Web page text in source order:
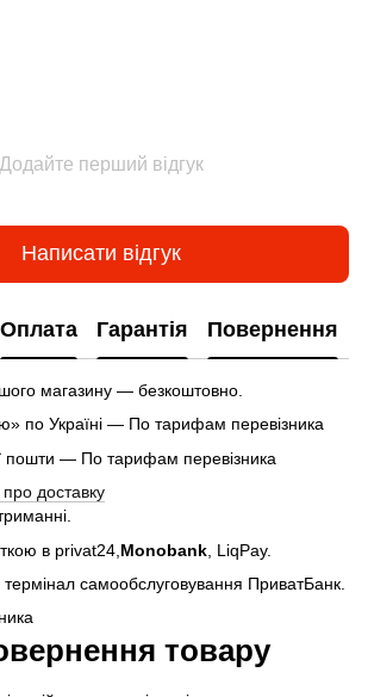
Додайте перший відгук
Написати відгук
Оплата Гарантія Повернення
магазину — безкоштовно.
по Україні — По тарифам перевізника
пошти — По тарифам перевізника
доставку
в privat24, Monobank LiqPay.
самообслуговування ПриватБанк.
товару